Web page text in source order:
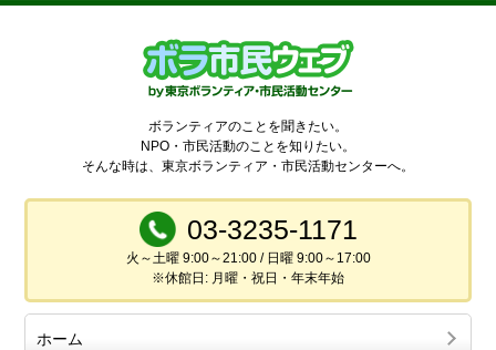
ボランティアのことを聞きたい。
NPO・市民活動のことを知りたい。
そんな時は、東京ボランティア・市民活動センターへ。
03-3235-1171
火～土曜 9:00～21:00 / 日曜 9:00～17:00
※休館日: 月曜・祝日・年末年始
ホーム